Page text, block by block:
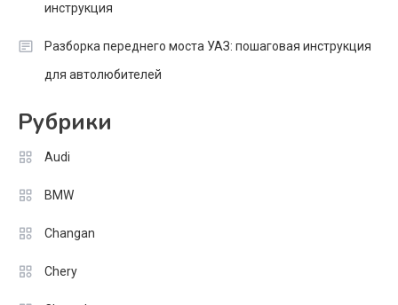
инструкция
Разборка переднего моста УАЗ: пошаговая инструкция
для автолюбителей
Рубрики
Audi
BMW
Changan
Chery